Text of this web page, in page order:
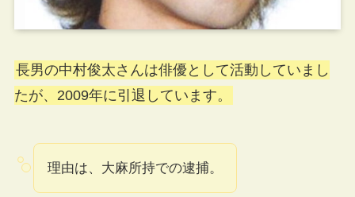
長男の中村俊太さんは俳優として活動していまし
たが、2009年に引退しています。
理由は、大麻所持での逮捕。